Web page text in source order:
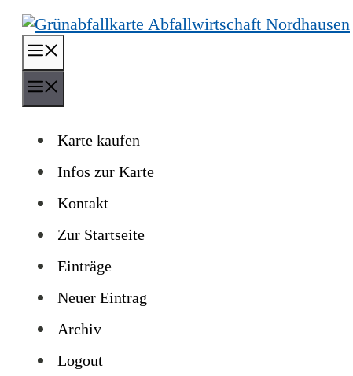
Zum
Inhalt
springen
Karte kaufen
Infos zur Karte
Kontakt
Zur Startseite
Einträge
Neuer Eintrag
Archiv
Logout